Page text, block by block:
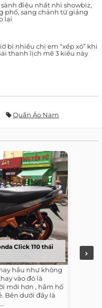
điệu nhất nhì showbiz,
phố, sang chảnh từ giảng
lại
bị nhiều chị em “xếp xó” khi
thanh lịch mê 3 kiểu này
Quần Áo Nam
Click 110 thái
hầu như không
vào đó là
mới hơn , hầm hố
Bên dưới đây là